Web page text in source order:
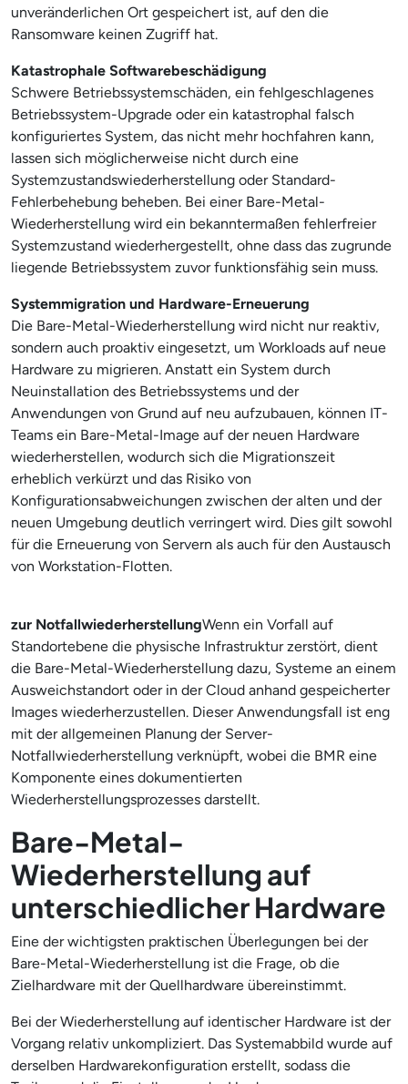
unveränderlichen Ort gespeichert ist, auf den die
Ransomware keinen Zugriff hat.
Katastrophale Softwarebeschädigung
Schwere Betriebssystemschäden, ein fehlgeschlagenes
Betriebssystem-Upgrade oder ein katastrophal falsch
konfiguriertes System, das nicht mehr hochfahren kann,
lassen sich möglicherweise nicht durch eine
Systemzustandswiederherstellung oder Standard-
Fehlerbehebung beheben. Bei einer Bare-Metal-
Wiederherstellung wird ein bekanntermaßen fehlerfreier
Systemzustand wiederhergestellt, ohne dass das zugrunde
liegende Betriebssystem zuvor funktionsfähig sein muss.
Systemmigration und Hardware-Erneuerung
Die Bare-Metal-Wiederherstellung wird nicht nur reaktiv,
sondern auch proaktiv eingesetzt, um Workloads auf neue
Hardware zu migrieren. Anstatt ein System durch
Neuinstallation des Betriebssystems und der
Anwendungen von Grund auf neu aufzubauen, können IT-
Teams ein Bare-Metal-Image auf der neuen Hardware
wiederherstellen, wodurch sich die Migrationszeit
erheblich verkürzt und das Risiko von
Konfigurationsabweichungen zwischen der alten und der
neuen Umgebung deutlich verringert wird. Dies gilt sowohl
für die Erneuerung von Servern als auch für den Austausch
von Workstation-Flotten.
zur NotfallwiederherstellungWenn ein Vorfall auf
Standortebene die physische Infrastruktur zerstört, dient
die Bare-Metal-Wiederherstellung dazu, Systeme an einem
Ausweichstandort oder in der Cloud anhand gespeicherter
Images wiederherzustellen. Dieser Anwendungsfall ist eng
mit der allgemeinen Planung der Server-
Notfallwiederherstellung verknüpft, wobei die BMR eine
Komponente eines dokumentierten
Wiederherstellungsprozesses darstellt.
Bare-Metal-
Wiederherstellung auf
unterschiedlicher Hardware
Eine der wichtigsten praktischen Überlegungen bei der
Bare-Metal-Wiederherstellung ist die Frage, ob die
Zielhardware mit der Quellhardware übereinstimmt.
Bei der Wiederherstellung auf identischer Hardware ist der
Vorgang relativ unkompliziert. Das Systemabbild wurde auf
derselben Hardwarekonfiguration erstellt, sodass die